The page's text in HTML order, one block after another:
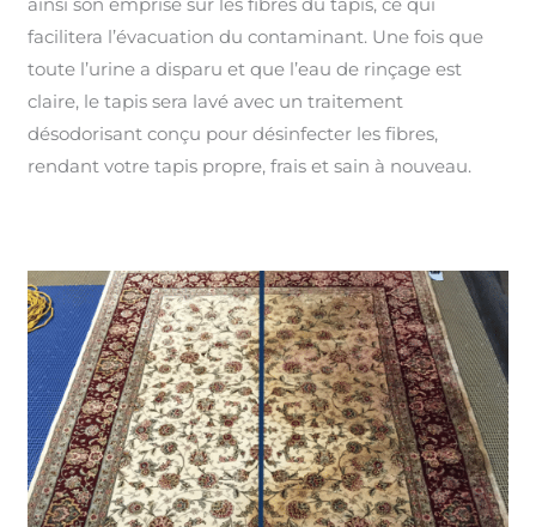
facilitera l’évacuation du contaminant. Une fois que
toute l’urine a disparu et que l’eau de rinçage est
claire, le tapis sera lavé avec un traitement
désodorisant conçu pour désinfecter les fibres,
rendant votre tapis propre, frais et sain à nouveau.